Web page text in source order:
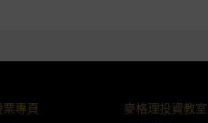
專頁 麥格理投資教室